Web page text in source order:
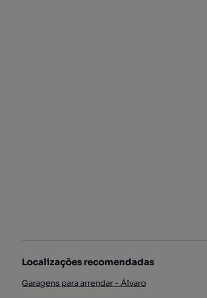
Localizações recomendadas
Garagens para arrendar - Álvaro